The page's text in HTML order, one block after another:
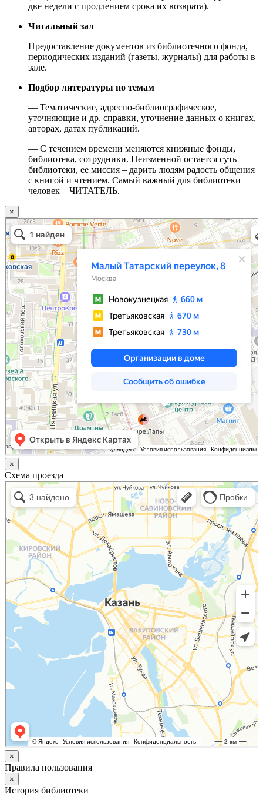
две недели с продлением срока их возврата).
Читальный зал
Предоставление документов из библиотечного фонда,
периодических изданий (газеты, журналы) для работы в
зале.
Подбор литературы по темам
— Тематические, адресно-библиографическое,
уточняющие и др. справки, уточнение данных о книгах,
авторах, датах публикаций.
— С течением времени меняются книжные фонды,
библиотека, сотрудники. Неизменной остается суть
библиотеки, ее миссия – дарить людям радость общения
с книгой и чтением. Самый важный для библиотеки
человек – ЧИТАТЕЛЬ.
×
Москва
Малый Татарский переулок, 8 на карте Москвы, ближайшее метро Новокузнецкая —
Яндекс.Карты
×
Схема проезда
Казань
Малый Татарский переулок, 8 на карте Москвы, ближайшее метро Новокузнецкая —
Яндекс.Карты
×
Правила пользования
×
История библиотеки